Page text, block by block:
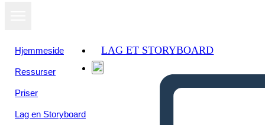
Hjemmeside
Ressurser
Priser
Lag en Storyboard
LAG ET STORYBOARD